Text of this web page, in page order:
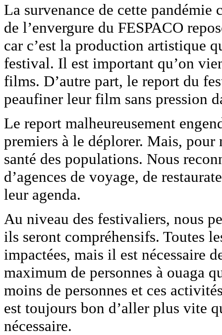
La survenance de cette
de l’envergure du FESPACO
car c’est la production artistique
festival. Il est important qu’on
films. D’autre part, le report du
peaufiner leur film sans pression
Le report malheureusement
premiers à le déplorer. Mais, pour
santé des populations. Nous
d’agences de voyage, de
leur agenda.
Au niveau des festivaliers, nous
ils seront compréhensifs. Toutes
impactées, mais il est nécessaire
maximum de personnes à ouaga
moins de personnes et ces
est toujours bon d’aller plus vite
nécessaire.